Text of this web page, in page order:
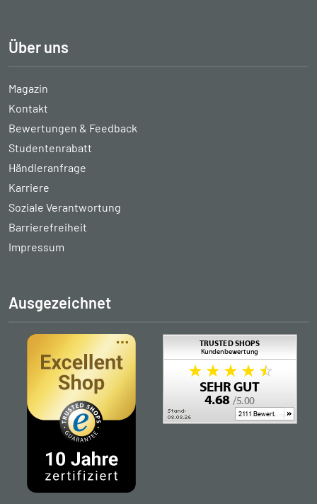
Über uns
Magazin
Kontakt
Bewertungen & Feedback
Studentenrabatt
Händleranfrage
Karriere
Soziale Verantwortung
Barrierefreiheit
Impressum
Ausgezeichnet